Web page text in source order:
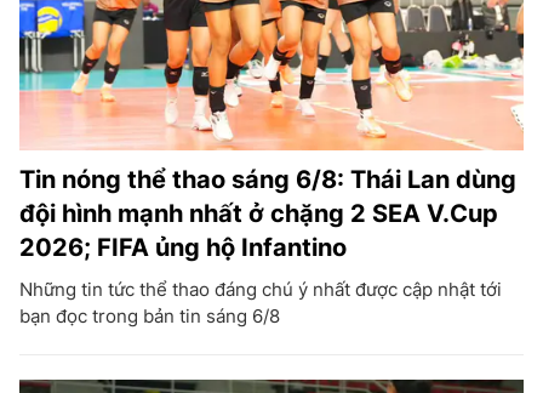
Tin nóng thể thao sáng 6/8: Thái Lan dùng
đội hình mạnh nhất ở chặng 2 SEA V.Cup
2026; FIFA ủng hộ Infantino
Những tin tức thể thao đáng chú ý nhất được cập nhật tới
bạn đọc trong bản tin sáng 6/8